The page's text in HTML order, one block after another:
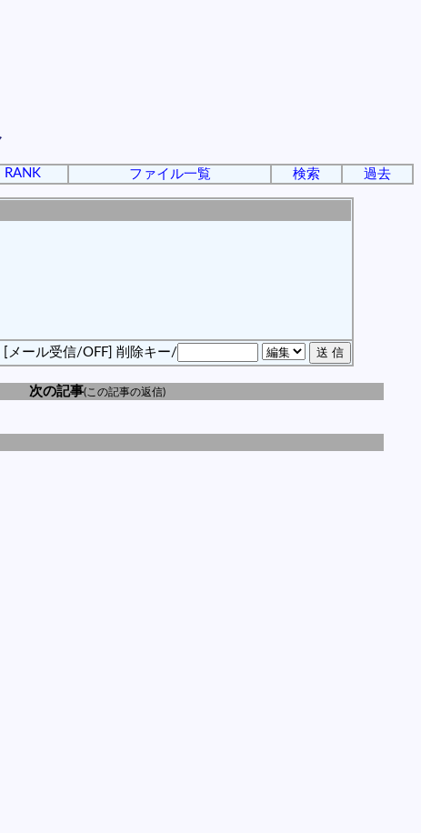
RANK ファイル一覧 検索 過去
[メール受信/OFF] 削除キー/
次の記事(この記事の返信)